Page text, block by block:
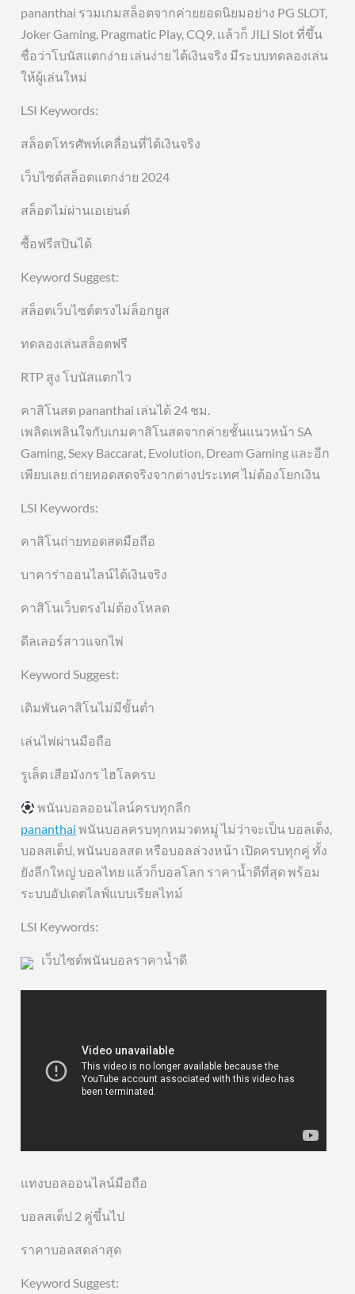
pananthai รวมเกมสล็อตจากค่ายยอดนิยมอย่าง PG SLOT,
Joker Gaming, Pragmatic Play, CQ9, แล้วก็ JILI Slot ที่ขึ้น
ชื่อว่าโบนัสแตกง่าย เล่นง่าย ได้เงินจริง มีระบบทดลองเล่น
ให้ผู้เล่นใหม่
LSI Keywords:
สล็อตโทรศัพท์เคลื่อนที่ได้เงินจริง
เว็บไซต์สล็อตแตกง่าย 2024
สล็อตไม่ผ่านเอเย่นต์
ซื้อฟรีสปินได้
Keyword Suggest:
สล็อตเว็บไซต์ตรงไม่ล็อกยูส
ทดลองเล่นสล็อตฟรี
RTP สูง โบนัสแตกไว
คาสิโนสด pananthai เล่นได้ 24 ชม.
เพลิดเพลินใจกับเกมคาสิโนสดจากค่ายชั้นแนวหน้า SA
Gaming, Sexy Baccarat, Evolution, Dream Gaming และอีก
เพียบเลย ถ่ายทอดสดจริงจากต่างประเทศ ไม่ต้องโยกเงิน
LSI Keywords:
คาสิโนถ่ายทอดสดมือถือ
บาคาร่าออนไลน์ได้เงินจริง
คาสิโนเว็บตรงไม่ต้องโหลด
ดีลเลอร์สาวแจกไพ่
Keyword Suggest:
เดิมพันคาสิโนไม่มีขั้นต่ำ
เล่นไพ่ผ่านมือถือ
รูเล็ต เสือมังกร ไฮโลครบ
พนันบอลออนไลน์ครบทุกลีก
pananthai พนันบอลครบทุกหมวดหมู่ ไม่ว่าจะเป็น บอลเต็ง,
บอลสเต็ป, พนันบอลสด หรือบอลล่วงหน้า เปิดครบทุกคู่ ทั้ง
ยังลีกใหญ่ บอลไทย แล้วก็บอลโลก ราคาน้ำดีที่สุด พร้อม
ระบบอัปเดตไลฟ์แบบเรียลไทม์
LSI Keywords:
เว็บไซต์พนันบอลราคาน้ำดี
แทงบอลออนไลน์มือถือ
บอลสเต็ป 2 คู่ขึ้นไป
ราคาบอลสดล่าสุด
Keyword Suggest: